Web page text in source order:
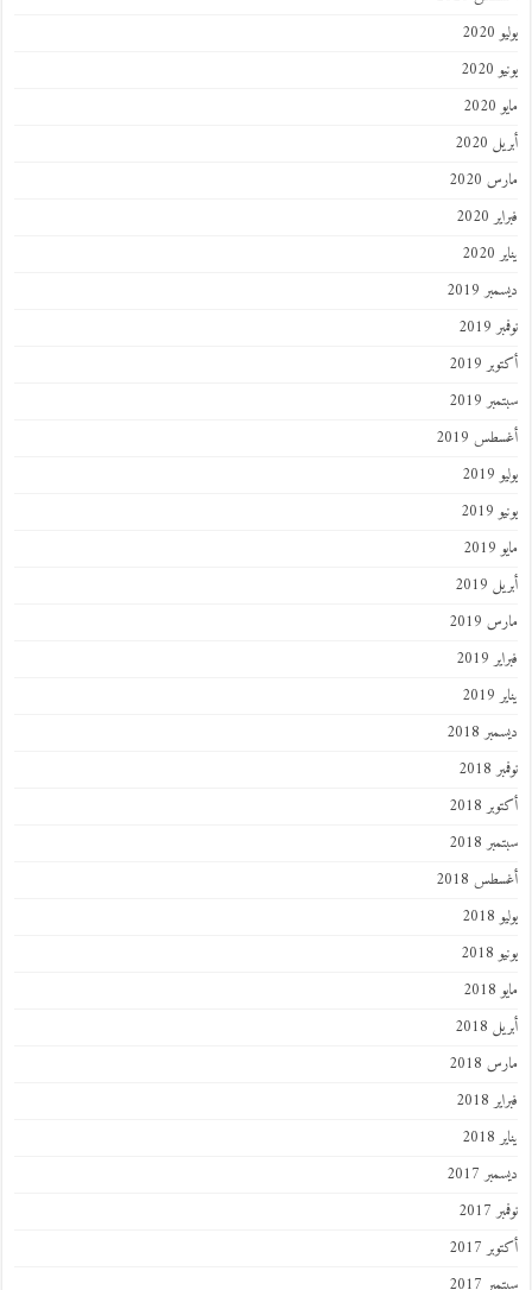
يوليو 2020
يونيو 2020
مايو 2020
أبريل 2020
مارس 2020
فبراير 2020
يناير 2020
ديسمبر 2019
نوفمبر 2019
أكتوبر 2019
سبتمبر 2019
أغسطس 2019
يوليو 2019
يونيو 2019
مايو 2019
أبريل 2019
مارس 2019
فبراير 2019
يناير 2019
ديسمبر 2018
نوفمبر 2018
أكتوبر 2018
سبتمبر 2018
أغسطس 2018
يوليو 2018
يونيو 2018
مايو 2018
أبريل 2018
مارس 2018
فبراير 2018
يناير 2018
ديسمبر 2017
نوفمبر 2017
أكتوبر 2017
سبتمبر 2017